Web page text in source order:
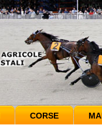
CORSE